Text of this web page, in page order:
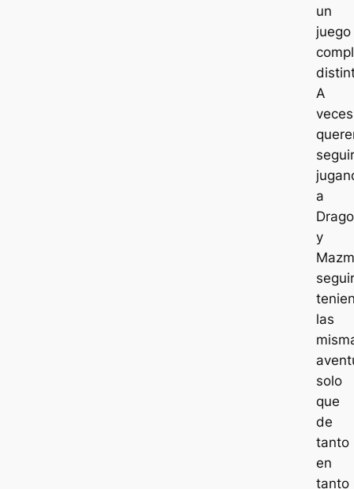
un
juego
A
veces
seguir
a
y
seguir
las
solo
que
de
tanto
en
tanto